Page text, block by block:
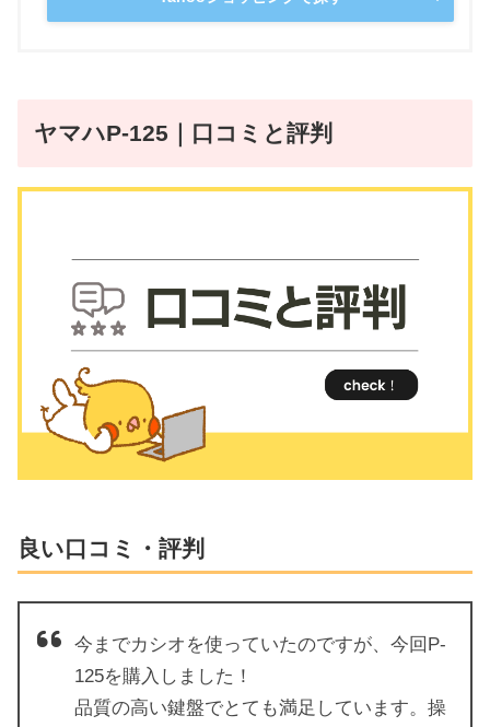
ヤマハP-125｜口コミと評判
良い口コミ・評判
今までカシオを使っていたのですが、今回P-
125を購入しました！
品質の高い鍵盤でとても満足しています。操